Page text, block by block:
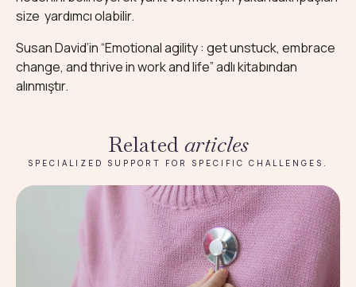
size yardımcı olabilir.
Susan David’in “Emotional agility : get unstuck, embrace
change, and thrive in work and life” adlı kitabından
alınmıştır.
Related articles
SPECIALIZED SUPPORT FOR SPECIFIC CHALLENGES.